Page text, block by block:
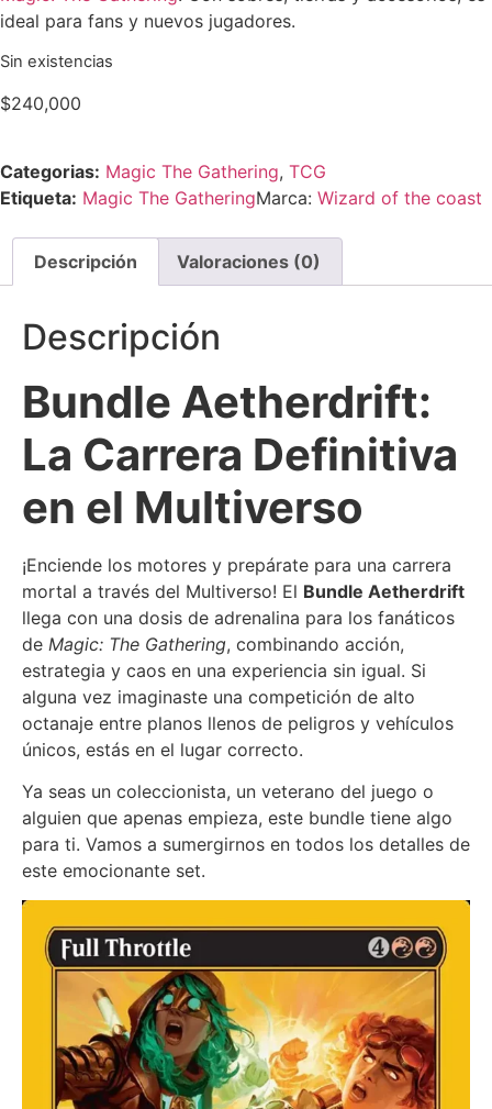
ideal para fans y nuevos jugadores.
Sin existencias
$240,000
Categorias: Magic The Gathering, TCG
Etiqueta: Magic The GatheringMarca: Wizard of the coast
Descripción Valoraciones (0)
Descripción
Bundle Aetherdrift:
La Carrera Definitiva
en el Multiverso
¡Enciende los motores y prepárate para una carrera
mortal a través del Multiverso! El Bundle Aetherdrift
llega con una dosis de adrenalina para los fanáticos
de Magic: The Gathering, combinando acción,
estrategia y caos en una experiencia sin igual. Si
alguna vez imaginaste una competición de alto
octanaje entre planos llenos de peligros y vehículos
únicos, estás en el lugar correcto.
Ya seas un coleccionista, un veterano del juego o
alguien que apenas empieza, este bundle tiene algo
para ti. Vamos a sumergirnos en todos los detalles de
este emocionante set.